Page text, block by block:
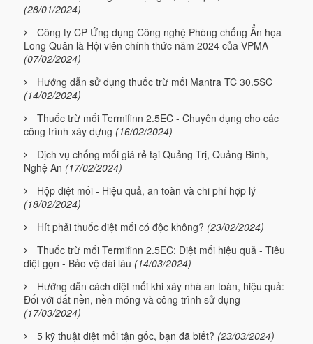
(28/01/2024)
Công ty CP Ứng dụng Công nghệ Phòng chống Ẩn họa
Long Quân là Hội viên chính thức năm 2024 của VPMA
(07/02/2024)
Hướng dẫn sử dụng thuốc trừ mối Mantra TC 30.5SC
(14/02/2024)
Thuốc trừ mối Termifinn 2.5EC - Chuyên dụng cho các
công trình xây dựng (16/02/2024)
Dịch vụ chống mối giá rẻ tại Quảng Trị, Quảng Bình,
Nghệ An (17/02/2024)
Hộp diệt mối - Hiệu quả, an toàn và chi phí hợp lý
(18/02/2024)
Hít phải thuốc diệt mối có độc không? (23/02/2024)
Thuốc trừ mối Termifinn 2.5EC: Diệt mối hiệu quả - Tiêu
diệt gọn - Bảo vệ dài lâu (14/03/2024)
Hướng dẫn cách diệt mối khi xây nhà an toàn, hiệu quả:
Đối với đất nền, nền móng và công trình sử dụng
(17/03/2024)
5 kỹ thuật diệt mối tận gốc, bạn đã biết? (23/03/2024)